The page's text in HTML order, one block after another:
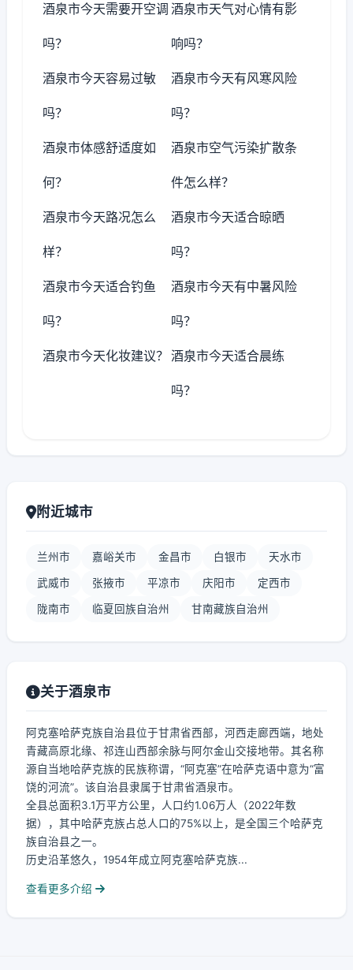
酒泉市今天需要开空调
吗？
酒泉市天气对心情有影
响吗？
酒泉市今天容易过敏
吗？
酒泉市今天有风寒风险
吗？
酒泉市体感舒适度如
何？
酒泉市空气污染扩散条
件怎么样？
酒泉市今天路况怎么
样？
酒泉市今天适合晾晒
吗？
酒泉市今天适合钓鱼
吗？
酒泉市今天有中暑风险
吗？
酒泉市今天化妆建议？ 酒泉市今天适合晨练
吗？
附近城市
兰州市 嘉峪关市 金昌市 白银市 天水市
武威市 张掖市 平凉市 庆阳市 定西市
陇南市 临夏回族自治州 甘南藏族自治州
关于酒泉市
阿克塞哈萨克族自治县位于甘肃省西部，河西走廊西端，地处
青藏高原北缘、祁连山西部余脉与阿尔金山交接地带。其名称
源自当地哈萨克族的民族称谓，“阿克塞”在哈萨克语中意为“富
饶的河流”。该自治县隶属于甘肃省酒泉市。
全县总面积3.1万平方公里，人口约1.06万人（2022年数
据），其中哈萨克族占总人口的75%以上，是全国三个哈萨克
族自治县之一。
历史沿革悠久，1954年成立阿克塞哈萨克族...
查看更多介绍